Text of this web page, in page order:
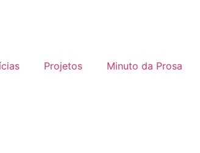
Projetos Minuto da Prosa